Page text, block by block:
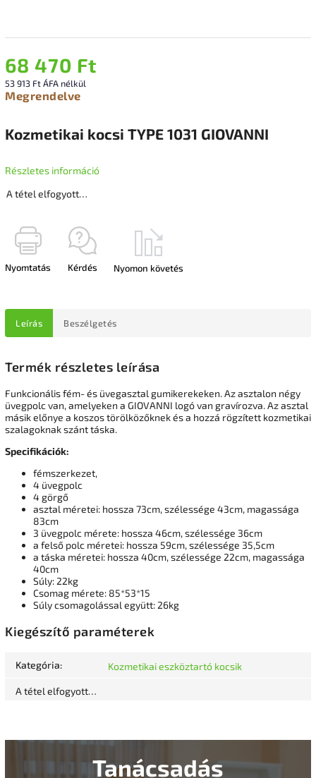
68 470 Ft
53 913 Ft ÁFA nélkül
Megrendelve
A tétel elfogyott…
Kozmetikai kocsi TYPE 1031 GIOVANNI
Részletes információ
Nyomtatás Kérdés Nyomon követés
Leírás Beszélgetés
Termék részletes leírása
Funkcionális fém- és üvegasztal gumikerekeken. Az asztalon négy
üvegpolc van, amelyeken a GIOVANNI logó van gravírozva. Az asztal
másik előnye a koszos törölközőknek és a hozzá rögzített kozmetikai
szalagoknak szánt táska.
Specifikációk:
fémszerkezet,
4 üvegpolc
4 görgő
asztal méretei: hossza 73cm, szélessége 43cm, magassága
83cm
3 üvegpolc mérete: hossza 46cm, szélessége 36cm
a felső polc méretei: hossza 59cm, szélessége 35,5cm
a táska méretei: hossza 40cm, szélessége 22cm, magassága
40cm
Súly: 22kg
Csomag mérete: 85*53*15
Súly csomagolással együtt: 26kg
Kiegészítő paraméterek
Kategória: Kozmetikai eszköztartó kocsik
A tétel elfogyott…
Tanácsadás